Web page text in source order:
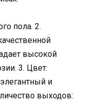
пола. 2.
высокой
3. Цвет:
и
выходов: